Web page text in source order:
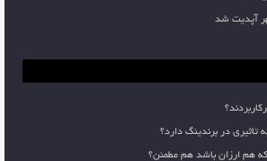
آپدیت شد
در برندینگ دارد؟
هم ارزان باشد هم مطمئن؟